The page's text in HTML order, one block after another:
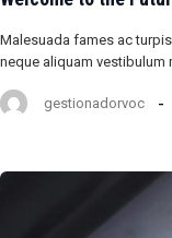
Malesuada fames ac
neque aliquam
gestionadorvoc